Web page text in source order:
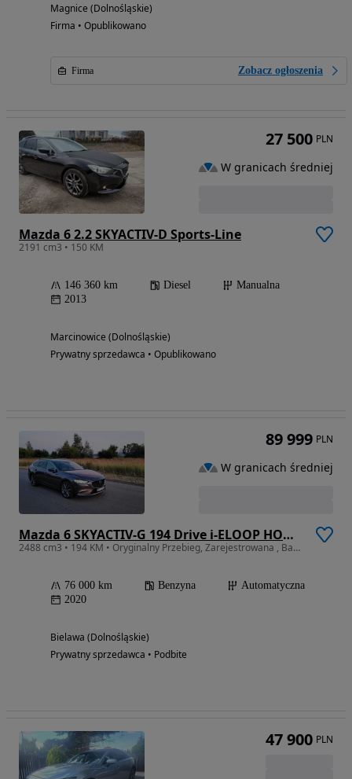
Magnice (Dolnośląskie)
Firma • Opublikowano
Firma Zobacz ogłoszenia
Mazda 6 2.2 SKYACTIV-D Sports-Line
2191 cm3 • 150 KM
146 360 km Diesel
Manualna
2013
Marcinowice (Dolnośląskie)
Prywatny sprzedawca • Opublikowano
27 500 PLN
W granicach średniej
Mazda 6 SKYACTIV-G 194 Drive i-ELOOP HOMURA
2488 cm3 • 194 KM • Oryginalny Przebieg, Zarejestrowana , Bardzo Zadbana, Pełne Wyposażeni
76 000 km Benzyna
Automatyczna
2020
Bielawa (Dolnośląskie)
Prywatny sprzedawca • Podbite
89 999 PLN
W granicach średniej
47 900 PLN